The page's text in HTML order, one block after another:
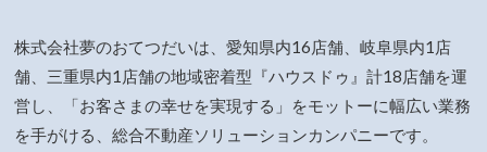
株式会社夢のおてつだいは、愛知県内16店舗、岐阜県内1店
舗、三重県内1店舗の地域密着型『ハウスドゥ』計18店舗を運
営し、
「お客さまの幸せを実現する」をモットーに幅広い業務
を手がける、総合不動産ソリューションカンパニーです。